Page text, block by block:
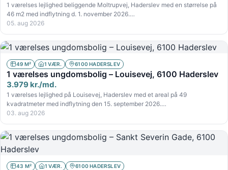
1 værelses lejlighed beliggende Moltrupvej, Haderslev med en størrelse på
46 m2 med indflytning d. 1. november 2026.…
05. aug 2026
49 M² 1 VÆR. 6100 HADERSLEV
1 værelses ungdomsbolig – Louisevej, 6100 Haderslev
3.979 kr./md.
1 værelses lejlighed på Louisevej, Haderslev med et areal på 49
kvadratmeter med indflytning den 15. september 2026.…
03. aug 2026
43 M² 1 VÆR. 6100 HADERSLEV